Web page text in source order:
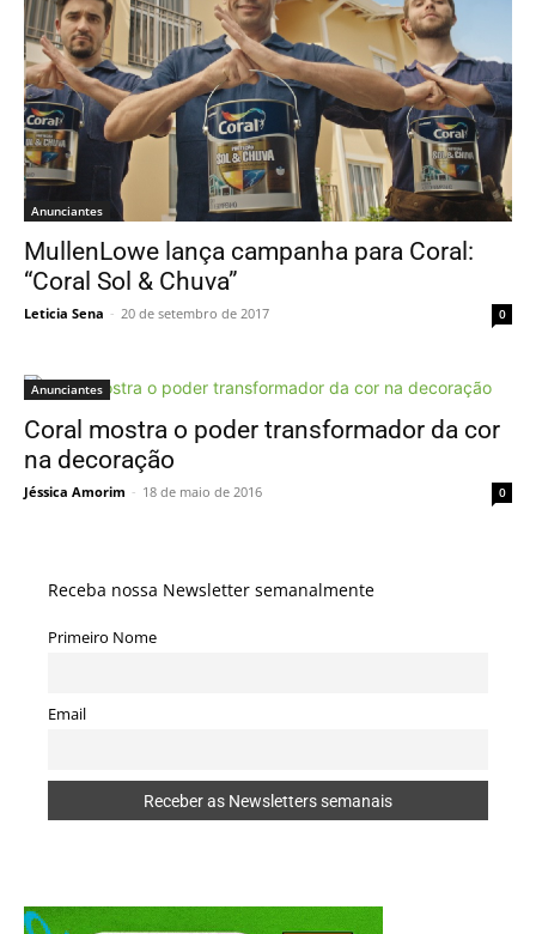
Anunciantes
MullenLowe lança campanha para Coral:
“Coral Sol & Chuva”
Leticia Sena - 20 de setembro de 2017 0
Anunciantes
Coral mostra o poder transformador da cor
na decoração
Jéssica Amorim - 18 de maio de 2016 0
Receba nossa Newsletter semanalmente
Primeiro Nome
Email